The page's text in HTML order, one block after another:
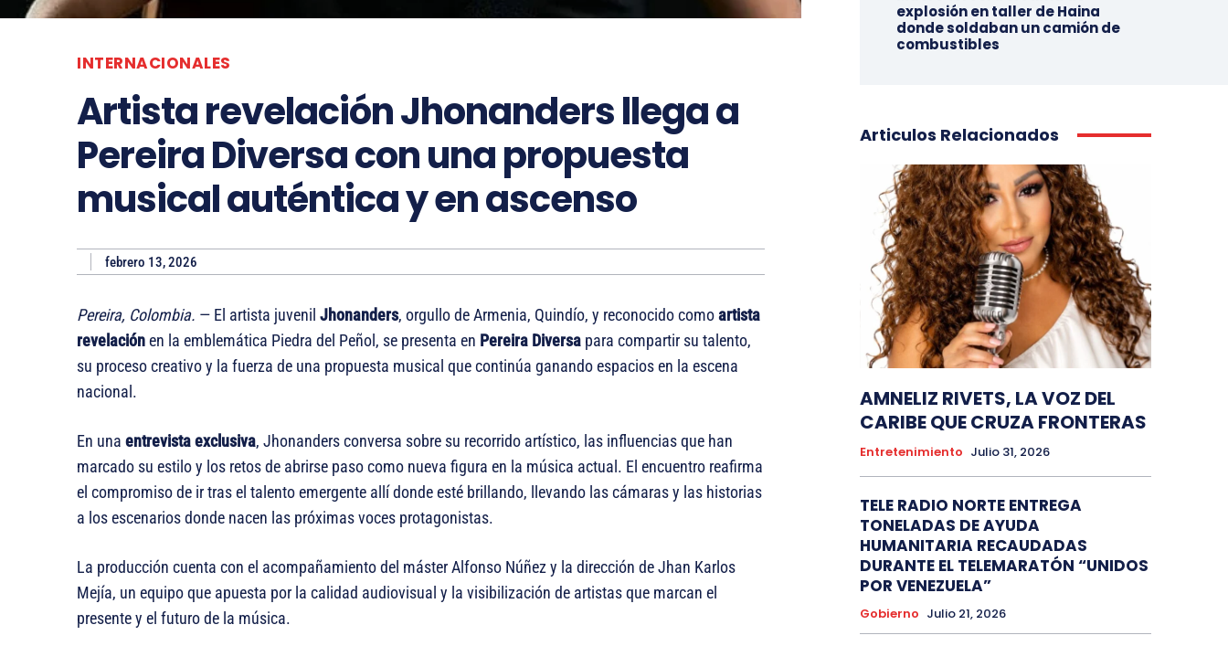
INTERNACIONALES
Artista revelación Jhonanders llega a
Pereira Diversa con una propuesta
musical auténtica y en ascenso
febrero 13, 2026
Pereira, Colombia. — El artista juvenil Jhonanders, orgullo de Armenia, Quindío, y reconocido comoartista
revelaciónen la emblemática Piedra del Peñol, se presenta en Pereira Diversa para compartir su talento,
su proceso creativo y la fuerza de una propuesta musical que continúa ganando espacios en la escena
nacional.
En una entrevista exclusiva, Jhonanders conversa sobre su recorrido artístico, las influencias que han
marcado su estilo y los retos de abrirse paso como nueva figura en la música actual. El encuentro reafirma
el compromiso de ir tras el talento emergente allí donde esté brillando, llevando las cámaras y las historias
a los escenarios donde nacen las próximas voces protagonistas.
La producción cuenta con el acompañamiento del máster Alfonso Núñez y la dirección de Jhan Karlos
Mejía, un equipo que apuesta por la calidad audiovisual y la visibilización de artistas que marcan el
presente y el futuro de la música.
explosión en taller de Haina
donde soldaban un camión de
combustibles
Articulos Relacionados
AMNELIZ RIVETS, LA VOZ DEL
CARIBE QUE CRUZA FRONTERAS
Entretenimiento Julio 31, 2026
TELE RADIO NORTE ENTREGA
TONELADAS DE AYUDA
HUMANITARIA RECAUDADAS
DURANTE EL TELEMARATÓN “UNIDOS
POR VENEZUELA”
Gobierno Julio 21, 2026